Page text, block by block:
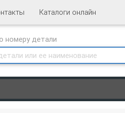
Каталоги онлайн
номеру детали